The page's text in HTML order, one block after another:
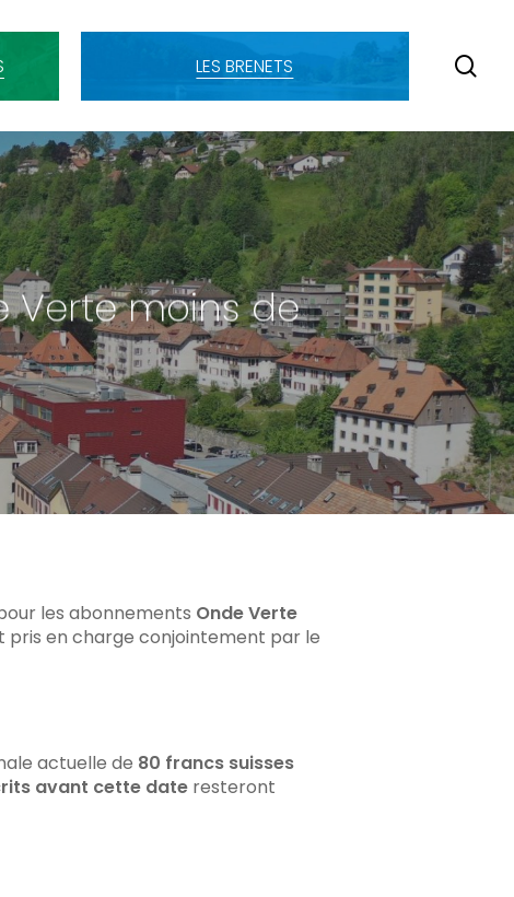
LES BRENETS
Verte moins de
les abonnements Onde Verte
pris en charge conjointement par le
actuelle de 80 francs suisses
avant cette date resteront